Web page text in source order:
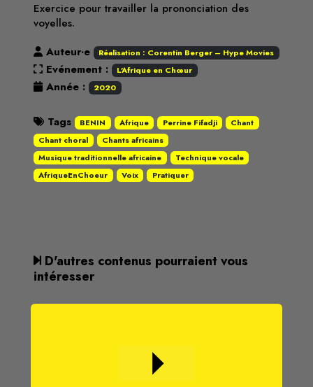
Exercice pour travailler la prononciation des
voyelles.
Auteur·e
Réalisation : Corentin Berger – Hype Movies
Evénement : L'Afrique en Chœur
Année : 2020
Tags BENIN Afrique Perrine Fifadji
Chant
Chant choral
Chants africains
Musique traditionnelle africaine
Technique vocale
AfriqueEnChoeur
Voix Pratiquer
D'autres contenus pourraient vous
intéresser